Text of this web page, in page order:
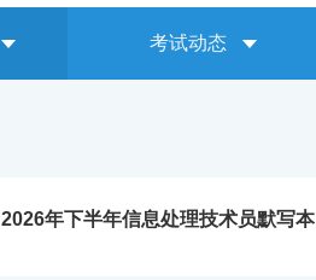
考试动态
2026年下半年信息处理技术员默写本